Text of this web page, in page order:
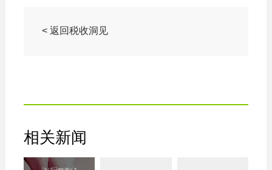
< 返回税收洞见
相关新闻